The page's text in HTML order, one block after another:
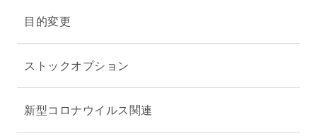
目的変更
ストックオプション
新型コロナウイルス関連